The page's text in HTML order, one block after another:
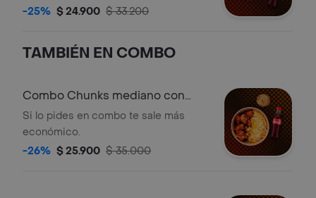
400 ml. Acompañado de una salsa a
-25% $ 24.900 $ 33.200
TAMBIÉN EN COMBO
Combo Chunks mediano con
bebida y postre
Si lo pides en combo te sale más
económico.
-26% $ 25.900 $ 35.000